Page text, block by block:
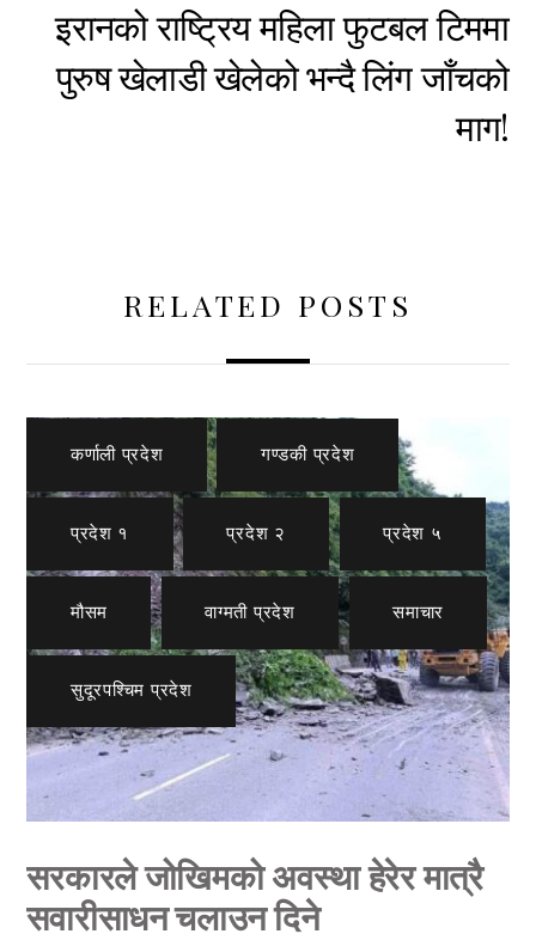
इरानको राष्ट्रिय महिला फुटबल टिममा
पुरुष खेलाडी खेलेको भन्दै लिंग जाँचको
माग!
RELATED POSTS
कर्णाली प्रदेश , गण्डकी प्रदेश ,
प्रदेश १ , प्रदेश २ , प्रदेश ५ ,
मौसम , वाग्मती प्रदेश , समाचार ,
सुदूरपश्चिम प्रदेश
सरकारले जोखिमको अवस्था हेरेर मात्रै
सवारीसाधन चलाउन दिने